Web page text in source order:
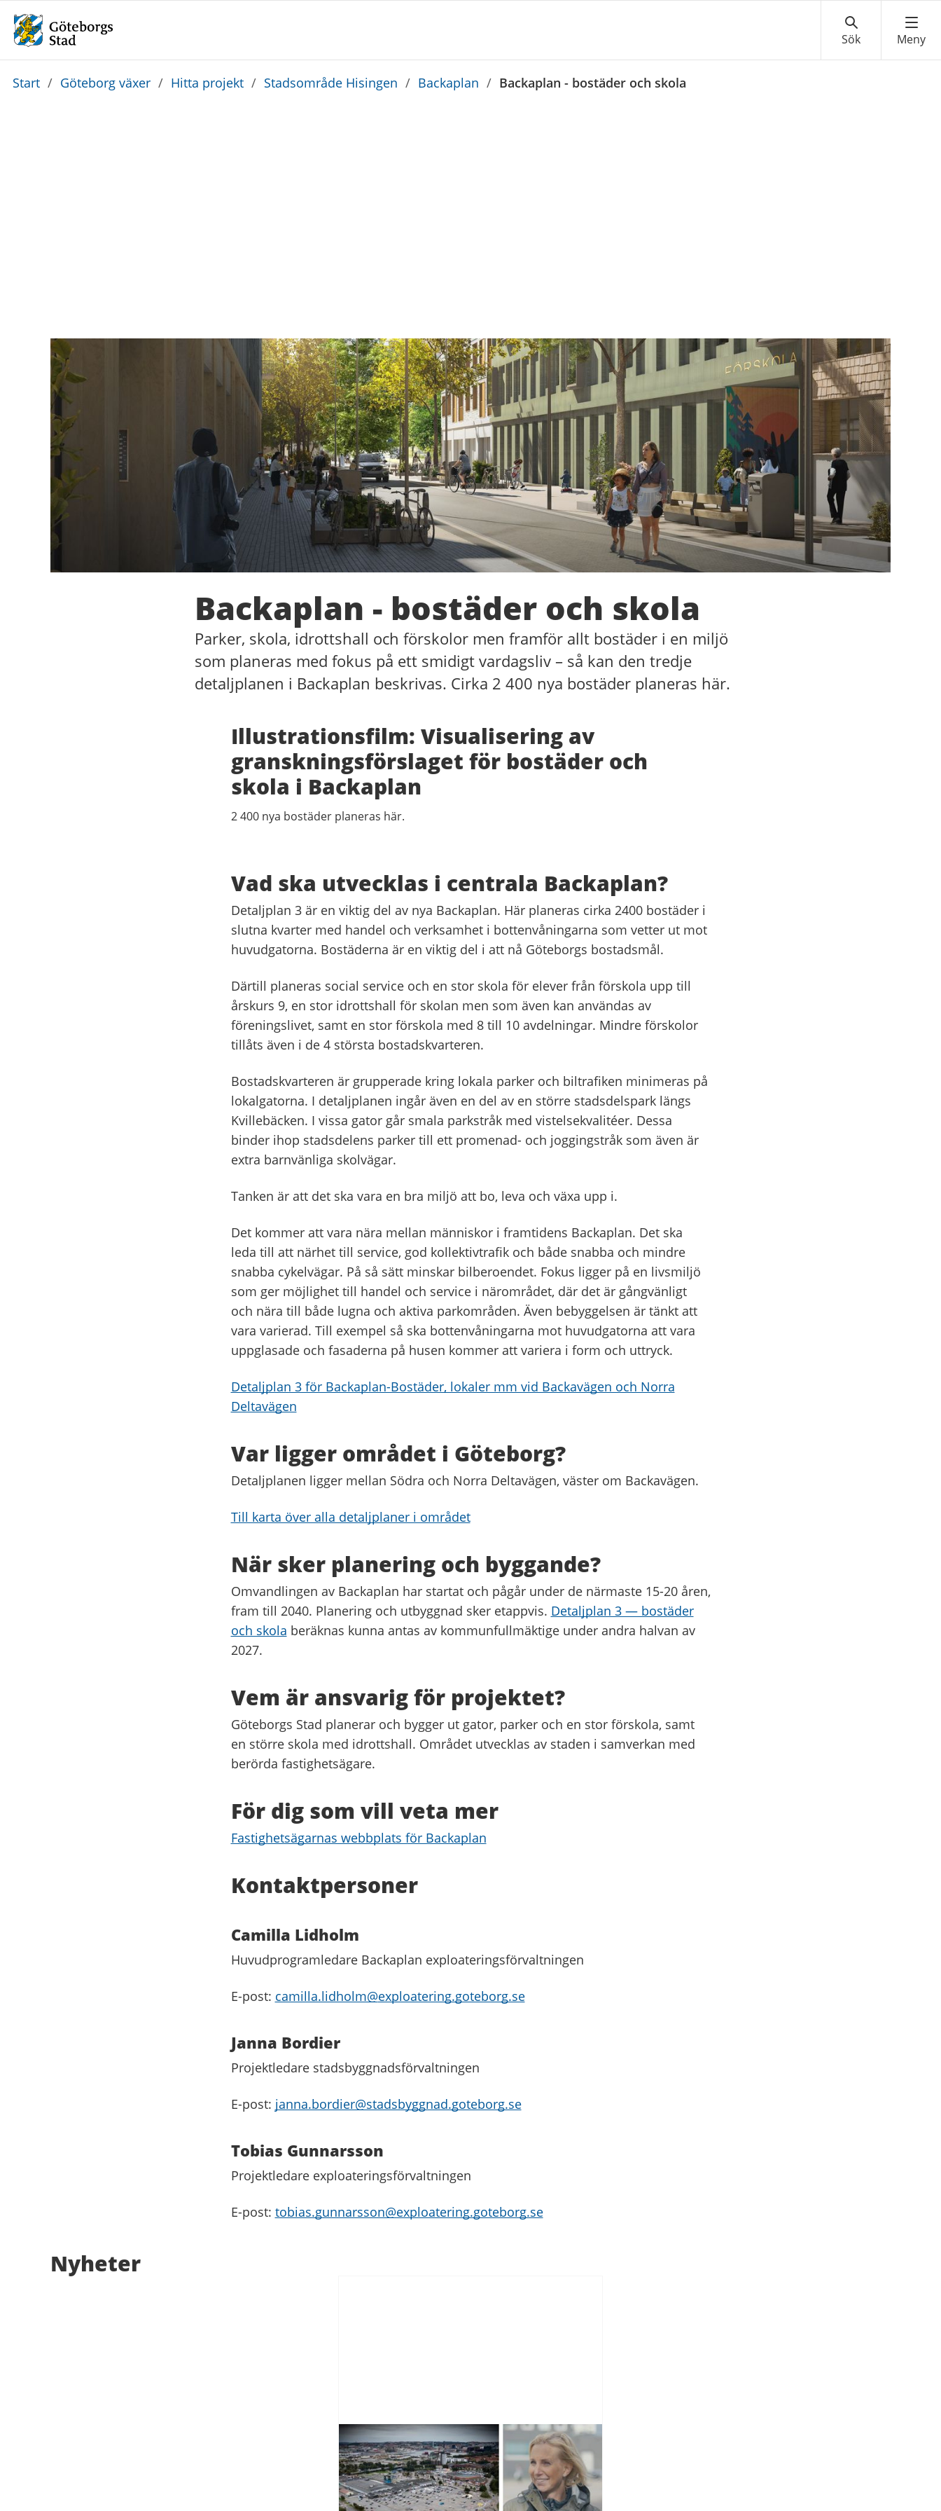
Du
Start / Göteborg växer / Hitta projekt / Stadsområde Hisingen / Backaplan / Backaplan - bostäder och skola
Backaplan - bostäder och skola
Parker, skola, idrottshall och förskolor men framför allt bostäder i en miljö
som planeras med fokus på ett smidigt vardagsliv – så kan den tredje
detaljplanen i Backaplan beskrivas. Cirka 2 400 nya bostäder planeras här.
Illustrationsfilm: Visualisering av
granskningsförslaget för bostäder och
skola i Backaplan
2 400 nya bostäder planeras här.
Vad ska utvecklas i centrala Backaplan?
Detaljplan 3 är en viktig del av nya Backaplan. Här planeras cirka 2400 bostäder i
slutna kvarter med handel och verksamhet i bottenvåningarna som vetter ut mot
huvudgatorna. Bostäderna är en viktig del i att nå Göteborgs bostadsmål.
Därtill planeras social service och en stor skola för elever från förskola upp till
årskurs 9, en stor idrottshall för skolan men som även kan användas av
föreningslivet, samt en stor förskola med 8 till 10 avdelningar. Mindre förskolor
tillåts även i de 4 största bostadskvarteren.
Bostadskvarteren är grupperade kring lokala parker och biltrafiken minimeras på
lokalgatorna. I detaljplanen ingår även en del av en större stadsdelspark längs
Kvillebäcken. I vissa gator går smala parkstråk med vistelsekvalitéer. Dessa
binder ihop stadsdelens parker till ett promenad- och joggingstråk som även är
extra barnvänliga skolvägar.
Tanken är att det ska vara en bra miljö att bo, leva och växa upp i.
Det kommer att vara nära mellan människor i framtidens Backaplan. Det ska
leda till att närhet till service, god kollektivtrafik och både snabba och mindre
snabba cykelvägar. På så sätt minskar bilberoendet. Fokus ligger på en livsmiljö
som ger möjlighet till handel och service i närområdet, där det är gångvänligt
och nära till både lugna och aktiva parkområden. Även bebyggelsen är tänkt att
vara varierad. Till exempel så ska bottenvåningarna mot huvudgatorna att vara
uppglasade och fasaderna på husen kommer att variera i form och uttryck.
Detaljplan 3 för Backaplan-Bostäder, lokaler mm vid Backavägen och Norra
Deltavägen
Var ligger området i Göteborg?
Detaljplanen ligger mellan Södra och Norra Deltavägen, väster om Backavägen.
Till karta över alla detaljplaner i området
När sker planering och byggande?
Omvandlingen av Backaplan har startat och pågår under de närmaste 15-20 åren,
fram till 2040. Planering och utbyggnad sker etappvis. Detaljplan 3 — bostäder
och skola beräknas kunna antas av kommunfullmäktige under andra halvan av
2027.
Vem är ansvarig för projektet?
Göteborgs Stad planerar och bygger ut gator, parker och en stor förskola, samt
en större skola med idrottshall. Området utvecklas av staden i samverkan med
berörda fastighetsägare.
För dig som vill veta mer
Fastighetsägarnas webbplats för Backaplan
Kontaktpersoner
Camilla Lidholm
Huvudprogramledare Backaplan exploateringsförvaltningen
E-post: camilla.lidholm@exploatering.goteborg.se
Janna Bordier
Projektledare stadsbyggnadsförvaltningen
E-post: janna.bordier@stadsbyggnad.goteborg.se
Tobias Gunnarsson
Projektledare exploateringsförvaltningen
E-post: tobias.gunnarsson@exploatering.goteborg.se
Nyheter